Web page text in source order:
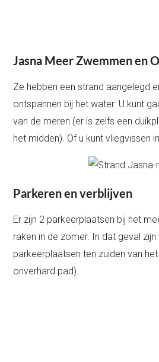
Jasna Meer Zwemmen en
Ze hebben een strand aangelegd
ontspannen bij het water. U kunt
van de meren (er is zelfs een
het midden). Of u kunt vliegvissen
Parkeren en verblijven
Er zijn 2 parkeerplaatsen bij het
raken in de zomer. In dat geval
parkeerplaatsen ten zuiden van
onverhard pad).